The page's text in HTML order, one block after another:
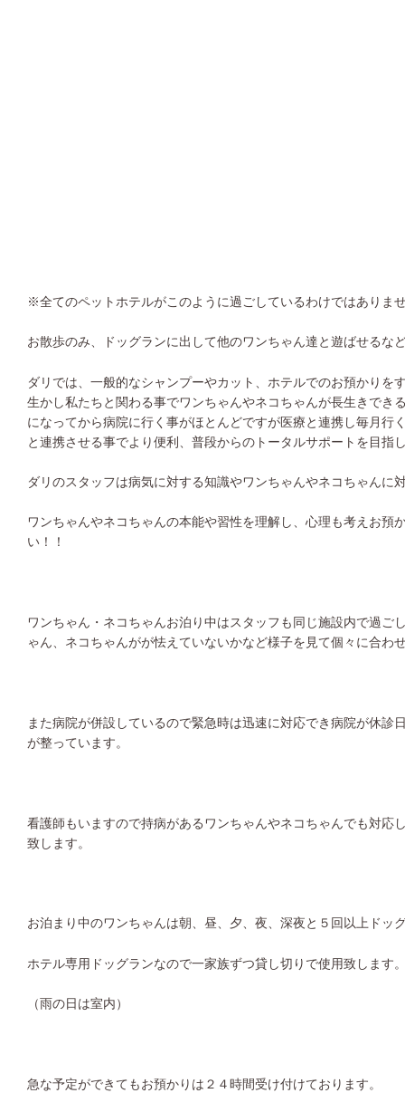
※全てのペットホテルがこのように過ごしているわけではありま
お散歩のみ、ドッグランに出して他のワンちゃん達と遊ばせるな
ダリでは、一般的なシャンプーやカット、ホテルでのお預かりを
生かし私たちと関わる事でワンちゃんやネコちゃんが長生きで
になってから病院に行く事がほとんどですが医療と連携し毎月行
と連携させる事でより便利、普段からのトータルサポートを目指
ダリのスタッフは病気に対する知識やワンちゃんやネコちゃんに
ワンちゃんやネコちゃんの本能や習性を理解し、心理も考えお預
い！！
ワンちゃん・ネコちゃんお泊り中はスタッフも同じ施設内で過ご
ゃん、ネコちゃんがが怯えていないかなど様子を見て個々に合わ
また病院が併設しているので緊急時は迅速に対応でき病院が休診
が整っています。
看護師もいますので持病があるワンちゃんやネコちゃんでも対応
致します。
お泊まり中のワンちゃんは朝、昼、夕、夜、深夜と５回以上ドッ
ホテル専用ドッグランなので一家族ずつ貸し切りで使用致します
（雨の日は室内）
急な予定ができてもお預かりは２４時間受け付けております。